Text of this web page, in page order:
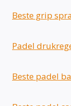
Beste grip
Padel
Beste padel